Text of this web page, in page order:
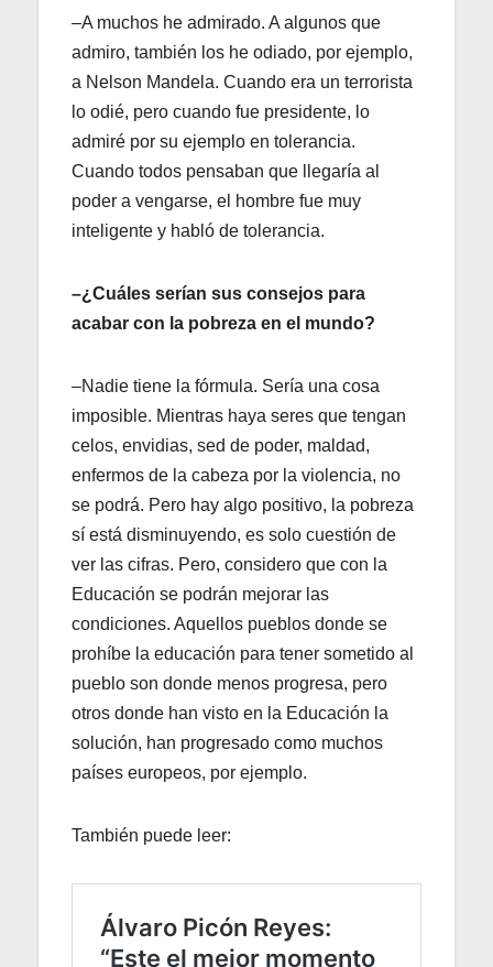
–A muchos he admirado. A algunos que
admiro, también los he odiado, por ejemplo,
a Nelson Mandela. Cuando era un terrorista
lo odié, pero cuando fue presidente, lo
admiré por su ejemplo en tolerancia.
Cuando todos pensaban que llegaría al
poder a vengarse, el hombre fue muy
inteligente y habló de tolerancia.
–¿Cuáles serían sus consejos para
acabar con la pobreza en el mundo?
–Nadie tiene la fórmula. Sería una cosa
imposible. Mientras haya seres que tengan
celos, envidias, sed de poder, maldad,
enfermos de la cabeza por la violencia, no
se podrá. Pero hay algo positivo, la pobreza
sí está disminuyendo, es solo cuestión de
ver las cifras. Pero, considero que con la
Educación se podrán mejorar las
condiciones. Aquellos pueblos donde se
prohíbe la educación para tener sometido al
pueblo son donde menos progresa, pero
otros donde han visto en la Educación la
solución, han progresado como muchos
países europeos, por ejemplo.
También puede leer: